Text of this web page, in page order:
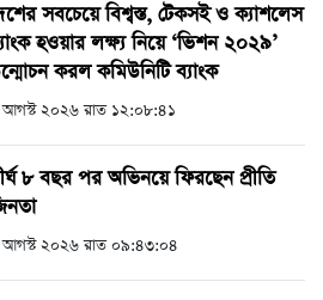
সবচেয়ে বিশ্বস্ত, টেকসই ও ক্যাশলেস
হওয়ার লক্ষ্য নিয়ে ‘ভিশন ২০২৯’
করল কমিউনিটি ব্যাংক
২০২৬ রাত ১২:০৮:৪১
৮ বছর পর অভিনয়ে ফিরছেন প্রীতি
২০২৬ রাত ০৯:৪৩:০৪